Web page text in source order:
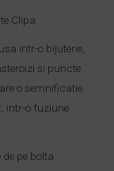
Clipa.
intr-o bijuterie,
si puncte
o semnificatie
intr-o fuziune
pe bolta